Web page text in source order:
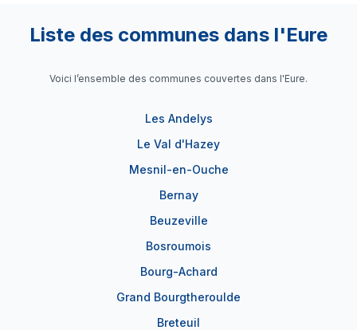
Liste des communes dans l'Eure
Voici l’ensemble des communes couvertes dans l'Eure.
Les Andelys
Le Val d'Hazey
Mesnil-en-Ouche
Bernay
Beuzeville
Bosroumois
Bourg-Achard
Grand Bourgtheroulde
Breteuil